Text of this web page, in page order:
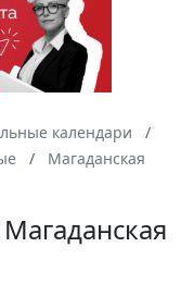
календари
Магаданская